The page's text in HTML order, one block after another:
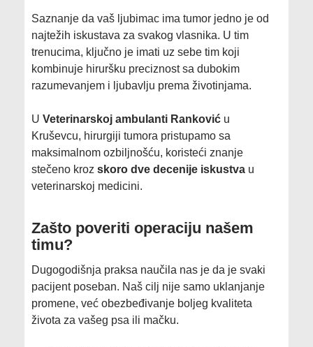
Saznanje da vaš ljubimac ima tumor jedno je od
najtežih iskustava za svakog vlasnika. U tim
trenucima, ključno je imati uz sebe tim koji
kombinuje hiruršku preciznost sa dubokim
razumevanjem i ljubavlju prema životinjama.
​U Veterinarskoj ambulanti Rankoviću
Kruševcu, hirurgiji tumora pristupamo sa
maksimalnom ozbiljnošću, koristeći znanje
stečeno kroz skoro dve decenije iskustvau
veterinarskoj medicini.
​Zašto poveriti operaciju našem
timu?
​Dugogodišnja praksa naučila nas je da je svaki
pacijent poseban. Naš cilj nije samo uklanjanje
promene, već obezbeđivanje boljeg kvaliteta
života za vašeg psa ili mačku.